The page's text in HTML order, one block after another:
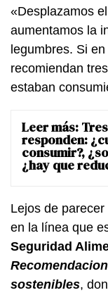
«Desplazamos
aumentamos la
legumbres. Si
recomiendan
estaban
Leer más:
responden:
consumir?,
¿hay que
Lejos de
en la línea que
Seguridad
sostenibles,